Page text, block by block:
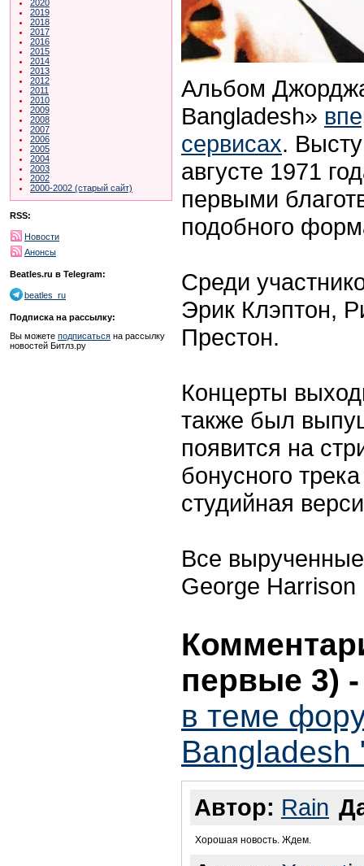
2020
2019
2018
2017
2016
2015
2014
2013
2012
2011
2010
2009
2008
2007
2006
2005
2004
2003
2002
2000-2002 (старый сайт)
RSS:
Новости
Анонсы
Beatles.ru в Telegram:
beatles_ru
Подписка на рассылку:
Вы можете подписаться на рассылку
новостей Битлз.ру
Альбом
Bangladesh»
сервисах.
августе 1971
первыми
подобного
Среди
Эрик Клэптон,
Престон.
Концерты
также был
появится на
бонусного
студийная
Все
George Harrison
первые 3)
в теме
Bangladesh
Автор: Rain
Хорошая новость. Ждем.